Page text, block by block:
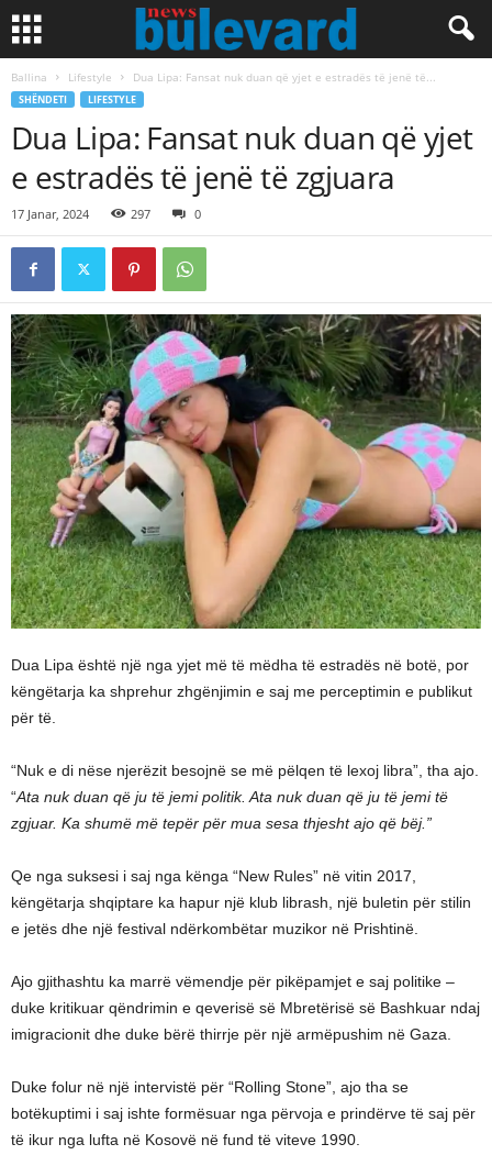
Ballina Lifestyle ​Dua Lipa: Fansat nuk duan që yjet e estradës të jenë të...
SHËNDETI LIFESTYLE
​Dua Lipa: Fansat nuk duan që yjet
e estradës të jenë të zgjuara
17 Janar, 2024 297 0
Dua Lipa është një nga yjet më të mëdha të estradës në botë, por
këngëtarja ka shprehur zhgënjimin e saj me perceptimin e publikut
për të.
“Nuk e di nëse njerëzit besojnë se më pëlqen të lexoj libra”, tha ajo.
“Ata nuk duan që ju të jemi politik. Ata nuk duan që ju të jemi të
zgjuar. Ka shumë më tepër për mua sesa thjesht ajo që bëj.”
Qe nga suksesi i saj nga kënga “New Rules” në vitin 2017,
këngëtarja shqiptare ka hapur një klub librash, një buletin për stilin
e jetës dhe një festival ndërkombëtar muzikor në Prishtinë.
Ajo gjithashtu ka marrë vëmendje për pikëpamjet e saj politike –
duke kritikuar qëndrimin e qeverisë së Mbretërisë së Bashkuar ndaj
imigracionit dhe duke bërë thirrje për një armëpushim në Gaza.
Duke folur në një intervistë për “Rolling Stone”, ajo tha se
botëkuptimi i saj ishte formësuar nga përvoja e prindërve të saj për
të ikur nga lufta në Kosovë në fund të viteve 1990.